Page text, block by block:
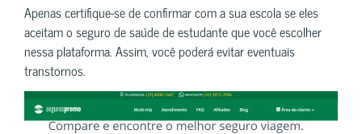
Apenas certifique-se de confirmar com a sua escola se eles
aceitam o seguro de saúde de estudante que você escolher
nessa plataforma. Assim, você poderá evitar eventuais
transtornos.